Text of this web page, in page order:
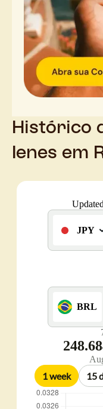
Histórico
Ienes em